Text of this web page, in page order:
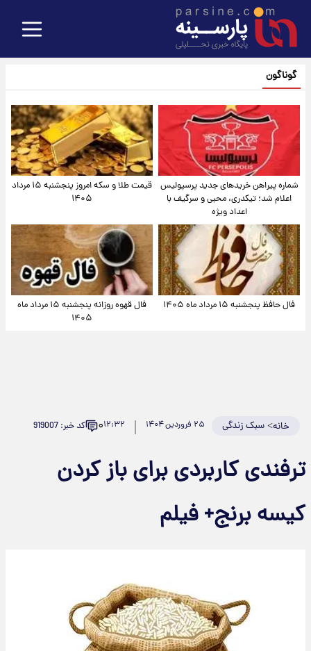
گوناگون
شماره پیراهن خریدهای جدید پرسپولیس
اعلام شد؛ تیکدری، محبی و سرگیف با
اعداد ویژه
قیمت طلا و سکه امروز پنجشنبه ۱۵ مرداد
۱۴۰۵
فال حافظ پنجشنبه ۱۵ مرداد ماه ۱۴۰۵
فال قهوه روزانه پنجشنبه ۱۵ مرداد ماه
۱۴۰۵
خانه>سبک زندگی ۲۵ فروردین ۱۴۰۴ ۱۲:۳۲۰ کد خبر: 919007
ترفندی کاربردی برای باز کردن
کیسه برنج+ فیلم